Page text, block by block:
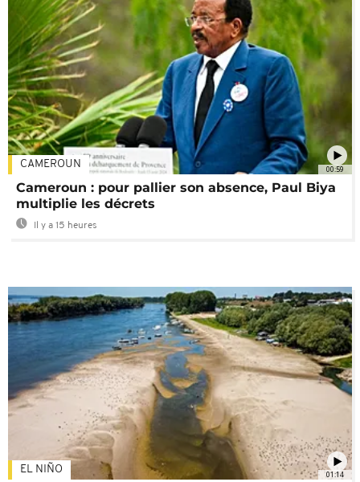
00:59
CAMEROUN
Cameroun : pour pallier son absence, Paul Biya
multiplie les décrets
Il y a 15 heures
01:14
EL NIÑO